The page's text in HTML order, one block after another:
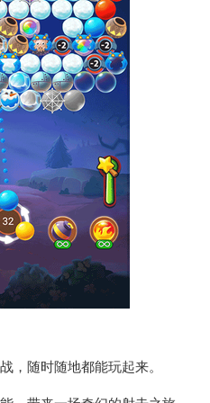
，随时随地都能玩起来。